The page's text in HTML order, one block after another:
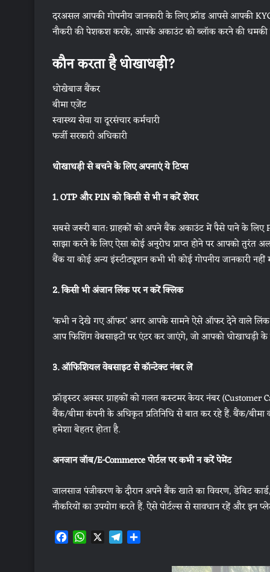
दरअसल आपकी गोपनीय जानकारी के लिए फ्रॉड आपसे आपकी
नौकरी की पेशकश करके, आपके अकाउंट को ब्लॉक करने की
कौन करता है धोखाधड़ी?
धोखेबाज बैंकर
बीमा एजेंट
स्वास्थ्य सेवा या दूरसंचार कर्मचारी
फर्जी सरकारी अधिकारी
धोखाधड़ी से बचने के लिए अपनाएं ये टिप्स
1. OTP और PIN को किसी से भी न करें शेयर
सबसे जरूरी बात: ग्राहकों को अपने बैंक अकाउंट में पैसे पाने के
साझा करने के लिए ऐसा कोई अनुरोध प्राप्त होने पर आपको तुरंत
बैंक या कोई अन्य इंस्टीट्यूशन कभी भी कोई गोपनीय जानकारी नहीं
2. किसी भी अंजान लिंक पर न करें क्लिक
‘कभी न देखे गए ऑफर’ अगर आपके सामने ऐसे ऑफर देने वाले लिंक
आप फिशिंग वेबसाइटों पर एंटर कर जाएंगे, जो आपको धोखाधड़ी
3. ऑफिशियल वेबसाइट से कॉन्टेक्ट नंबर लें
फ्रॉड्स्टर अक्सर ग्राहकों को गलत कस्टमर केयर नंबर
बैंक/बीमा कंपनी के अधिकृत प्रतिनिधि से बात कर रहे हैं. बैंक/
हमेशा बेहतर होता है.
अनजान जॉब/E-Commerce पोर्टल पर कभी न करें पेमेंट
जालसाज पंजीकरण के दौरान अपने बैंक खाते का विवरण, डेबिट
नौकरियों का उपयोग करते हैं. ऐसे पोर्टल्स से सावधान रहें और इन
F W X T